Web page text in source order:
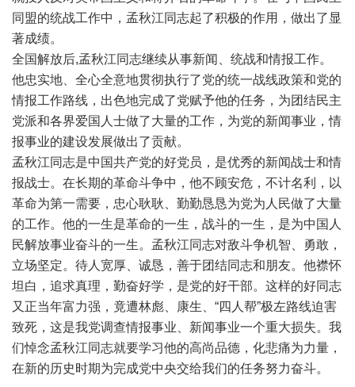
同盟的统战工作中，孟秋江同志起了积极的作用，做出了显
著成绩。
全国解放后,孟秋江同志继续从事新闻、统战和情报工作。
他忠实地、全心全意地贯彻执行了党的统一战线政策和党的
情报工作路线，出色地完成了党赋予他的任务，为团结民主
党派和各界爱国人士做了大量的工作，为党的新闻事业，情
报事业的建设发展做出了贡献。
孟秋江同志是中国共产党的好党员，是优秀的新闻战士和情
报战士。在长期的革命斗争中，他不顾安危，不计名利，以
革命为第一需要，忠心耿耿、勤勤恳恳为党为人民做了大量
的工作。他的一生是革命的一生，战斗的一生，是为中国人
民解放事业奋斗的一生。孟秋江同志对敌斗争机智、勇敢，
立场坚定。待人宽厚、诚恳，善于团结同志和朋友。他襟怀
坦白，追求真理，勤奋好学，是党的好干部。这样的好同志
又正当年富力强，竟遭林彪、康生、“四人帮”极左路线迫害
致死，这是我党调查情报事业、新闻事业一个重大损失。我
们悼念孟秋江同志就要学习他的高尚品德，化悲痛为力量，
在新的历史时期为完成党中央交给我们的任务努力奋斗。